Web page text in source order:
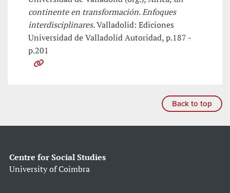
continente en transformación. Enfoques
interdisciplinares. Valladolid: Ediciones
Universidad de Valladolid Autoridad, p.187 -
p.201
Back to top
Centre for Social Studies
University of Coimbra